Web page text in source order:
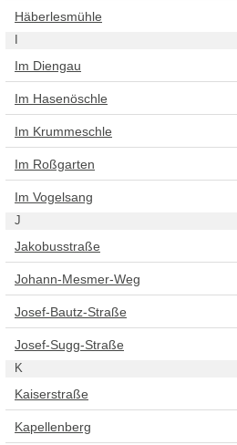
Häberlesmühle
Im Diengau
Im Hasenöschle
Im Krummeschle
Im Roßgarten
Im Vogelsang
J
Jakobusstraße
Johann-Mesmer-Weg
Josef-Bautz-Straße
Josef-Sugg-Straße
K
Kaiserstraße
Kapellenberg